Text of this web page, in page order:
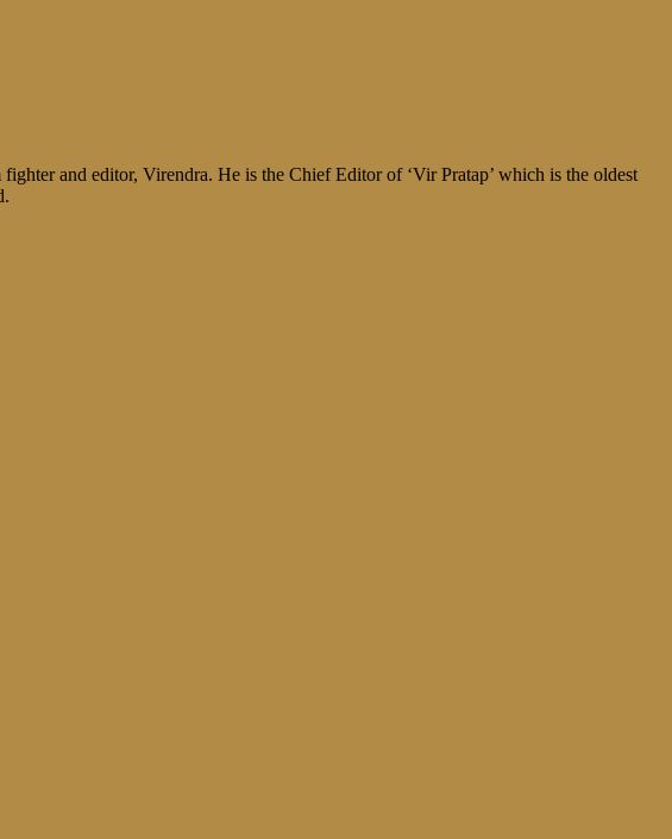
and editor, Virendra. He is the Chief Editor of ‘Vir Pratap’ which is the oldest